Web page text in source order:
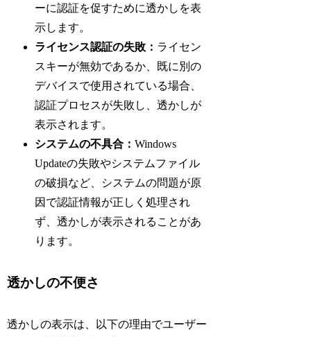
ーに認証を促すために透かしを表
示します。
ライセンス認証の失敗： ライセン
スキーが無効であるか、既に別の
デバイスで使用されている場合、
認証プロセスが失敗し、透かしが
表示されます。
システムの不具合：Windows
Updateの失敗やシステムファイル
の破損など、システムの問題が原
因で認証情報が正しく処理され
ず、透かしが表示されることがあ
ります。
透かしの不便さ
透かしの表示は、以下の理由でユーザー